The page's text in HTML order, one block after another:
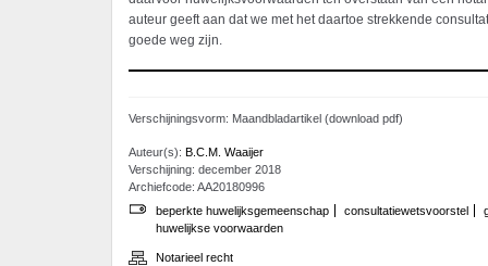
auteur geeft aan dat we met het daartoe strekkende
goede weg zijn.
Verschijningsvorm: Maandbladartikel (download pdf)
Auteur(s): B.C.M. Waaijer
Verschijning: december 2018
Archiefcode: AA20180996
beperkte huwelijksgemeenschap
consultatiewetsvoorstel
huwelijkse voorwaarden
Notarieel recht